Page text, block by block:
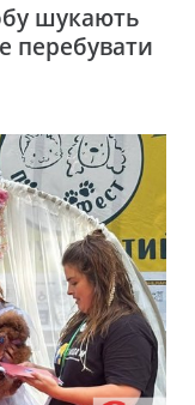
шукають
перебувати